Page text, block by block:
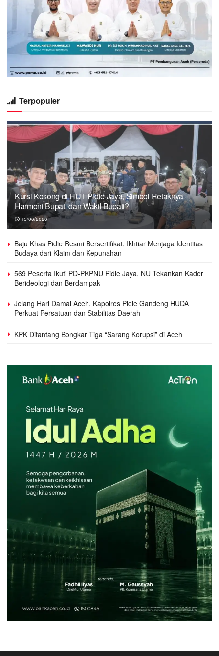
Terpopuler
Kursi Kosong di HUT Pidie Jaya, Simbol Retaknya
Harmoni Bupati dan Wakil Bupati?
15/06/2026
Baju Khas Pidie Resmi Bersertifikat, Ikhtiar Menjaga Identitas
Budaya dari Klaim dan Kepunahan
569 Peserta Ikuti PD-PKPNU Pidie Jaya, NU Tekankan Kader
Berideologi dan Berdampak
Jelang Hari Damai Aceh, Kapolres Pidie Gandeng HUDA
Perkuat Persatuan dan Stabilitas Daerah
KPK Ditantang Bongkar Tiga “Sarang Korupsi” di Aceh